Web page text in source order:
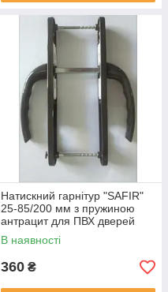
Натискний гарнітур "SAFIR"
25-85/200 мм з пружиною
антрацит для ПВХ дверей
(дверна ручка)
В наявності
360 ₴